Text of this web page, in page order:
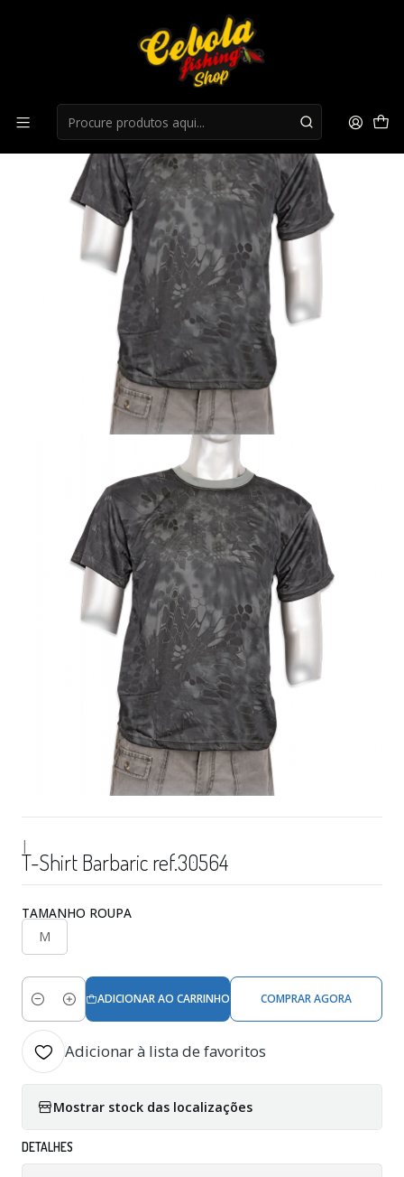
T-Shirt Barbaric ref.30564
|
T-Shirt Barbaric ref.30564
TAMANHO ROUPA
M
Quantidade
ADICIONAR AO CARRINHO COMPRAR AGORA
Adicionar à lista de favoritos
Mostrar stock das localizações
DETALHES